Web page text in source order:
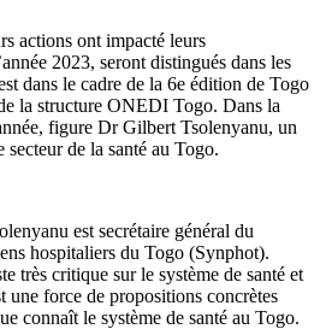
actions ont impacté leurs
2023, seront distingués dans les
dans le cadre de la 6e édition de Togo
la structure ONEDI Togo. Dans la
figure Dr Gilbert Tsolenyanu, un
secteur de la santé au Togo.
est secrétaire général du
hospitaliers du Togo (Synphot).
très critique sur le système de santé et
une force de propositions concrètes
connaît le système de santé au Togo.